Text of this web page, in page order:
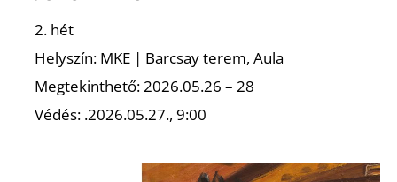
2. hét
Helyszín: MKE | Barcsay terem, Aula
Megtekinthető: 2026.05.26 – 28
Védés: .2026.05.27., 9:00